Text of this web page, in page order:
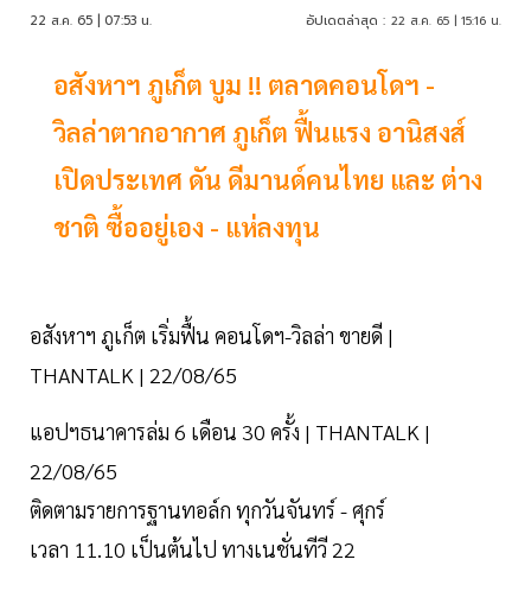
22 ส.ค. 65 | 07:53 น. อัปเดตล่าสุด : 22 ส.ค. 65 | 15:16 น.
อสังหาฯ ภูเก็ต บูม !! ตลาดคอนโดฯ -
วิลล่าตากอากาศ ภูเก็ต ฟื้นแรง อานิสงส์
เปิดประเทศ ดัน ดีมานด์คนไทย และ ต่าง
ชาติ ซื้ออยู่เอง - แห่ลงทุน
อสังหาฯ ภูเก็ต เริ่มฟื้น คอนโดฯ-วิลล่า ขายดี |
THANTALK | 22/08/65
แอปฯธนาคารล่ม 6 เดือน 30 ครั้ง | THANTALK |
22/08/65
ติดตามรายการฐานทอล์ก ทุกวันจันทร์ - ศุกร์
เวลา 11.10 เป็นต้นไป ทางเนชั่นทีวี 22